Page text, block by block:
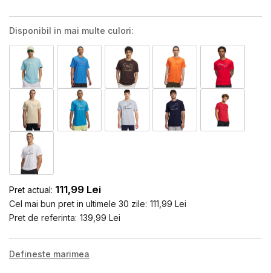
Disponibil in mai multe culori:
Pret actual: 111,99 Lei
Cel mai bun pret in ultimele 30 zile: 111,99 Lei
Pret de referinta: 139,99 Lei
Defineste marimea